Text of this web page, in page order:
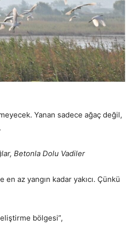
Yanan sadece ağaç değil,
Betonla Dolu Vadiler
en az yangın kadar yakıcı. Çünkü
bölgesi”,